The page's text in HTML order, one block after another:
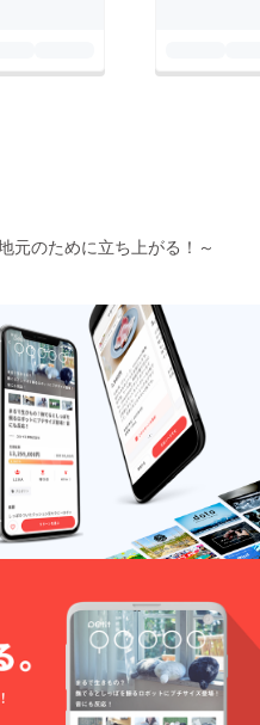
元のために立ち上がる！～